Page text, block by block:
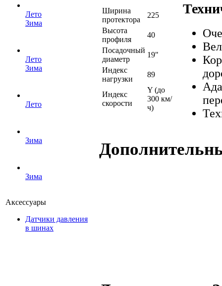
Лето
Зима
Лето
Зима
Лето
Зима
Зима
Аксессуары
Датчики давления
в шинах
Ширина
протектора
225
Высота
профиля
40
Посадочный
диаметр
19"
Индекс
нагрузки
89
Индекс
скорости
Y (до
300 км/
ч)